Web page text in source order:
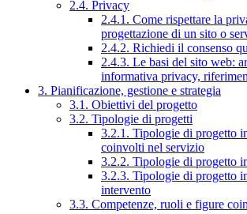
2.4. Privacy
2.4.1. Come rispettare la
progettazione di un sito o
2.4.2. Richiedi il consenso
2.4.3. Le basi del sito web:
informativa privacy,
3. Pianificazione, gestione e strategia
3.1. Obiettivi del progetto
3.2. Tipologie di progetti
3.2.1. Tipologie di progetto
coinvolti nel servizio
3.2.2. Tipologie di progetto
3.2.3. Tipologie di progetto
intervento
3.3. Competenze, ruoli e figure